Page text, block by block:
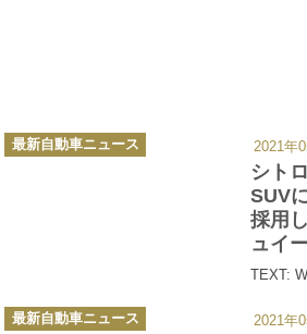
シト
SUV
採用
ュイ
TEXT:
カ
テ
最新自動車ニュース 2021年
カ
テ
最新自動車ニュース 2021年